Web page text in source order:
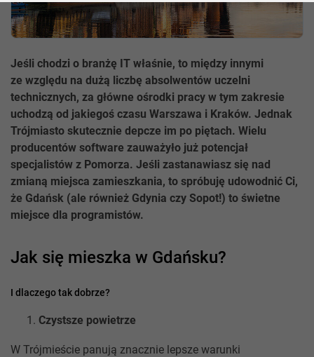
Jeśli chodzi o branżę IT właśnie, to między innymi
ze względu na dużą liczbę absolwentów uczelni
technicznych, za główne ośrodki pracy w tym zakresie
uchodzą od jakiegoś czasu Warszawa i Kraków. Jednak
Trójmiasto skutecznie depcze im po piętach. Wielu
producentów software zauważyło już potencjał
specjalistów z Pomorza. Jeśli zastanawiasz się nad
zmianą miejsca zamieszkania, to spróbuję udowodnić Ci,
że Gdańsk (ale również Gdynia czy Sopot!) to świetne
miejsce dla programistów.
Jak się mieszka w Gdańsku?
I dlaczego tak dobrze?
Czystsze powietrze
W Trójmieście panują znacznie lepsze warunki